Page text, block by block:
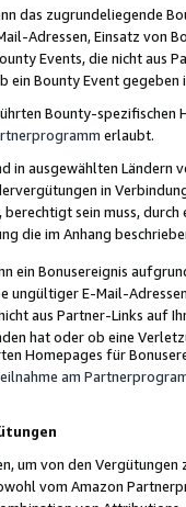
das zugrundeliegende
Adressen, Einsatz von
Events, die nicht
ein Bounty Event
Bounty-spezifischen
erlaubt.
in ausgewählten Ländern
in
berechtigt sein muss,
die im Anhang
ein Bonusereignis
ungültiger E-Mail-
aus Partner-Links auf
hat oder ob eine
Homepages für
am
um von den
vom Amazon